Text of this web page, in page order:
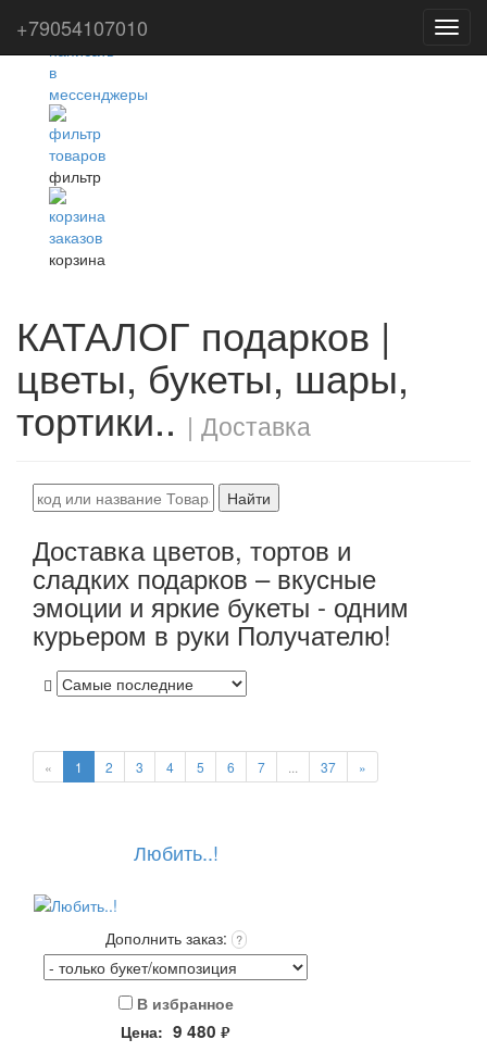
фильтр
корзина
КАТАЛОГ подарков |
цветы, букеты, шары,
тортики.. | Доставка
Найти
Доставка цветов, тортов и
сладких подарков – вкусные
эмоции и яркие букеты - одним
курьером в руки Получателю!
« 1 2 3 4 5 6 7 37 »
Любить..!
Дополнить заказ: ?
В избранное
Цена: 9 480 руб.
+79054107010